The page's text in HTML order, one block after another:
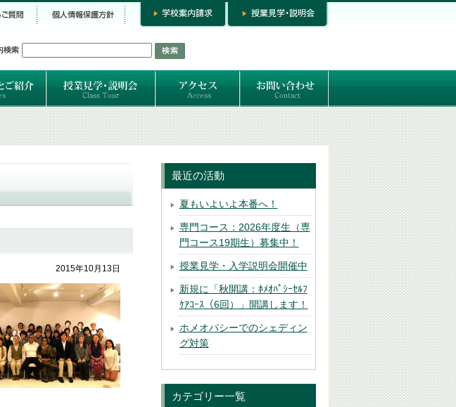
お問い合わせ
専門コースお問い合わせ
専門コース入学お申し込み
個人セッション
2015年10月13日
最近の活動
夏もいよいよ本番へ！
専門コース：2026年度生（専
門コース19期生）募集中！
授業見学・入学説明会開催中
新規に「秋開講：ﾎﾒｵﾊﾟｼｰｾﾙﾌ
ｹｱｺｰｽ（6回）」開講します！
ホメオパシーでのシェディン
グ対策
カテゴリー一覧